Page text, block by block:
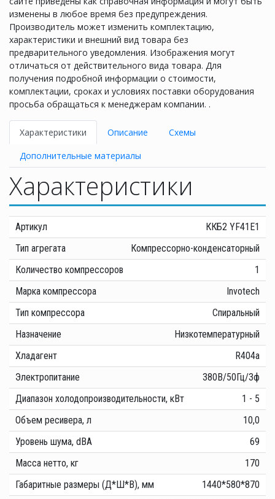
изменены в любое время без предупреждения.
Производитель может изменить комплектацию,
характеристики и внешний вид товара без
предварительного уведомления. Изображения могут
отличаться от действительного вида товара. Для
получения подробной информации о стоимости,
комплектации, сроках и условиях поставки оборудования
просьба обращаться к менеджерам компании. .
Характеристики Описание
Схемы
Дополнительные материалы
Характеристики
Артикул
ККБ2 YF41E1
Тип агрегата
Компрессорно-конденсаторный
Количество компрессоров
1
Марка компрессора
Invotech
Тип компрессора
Спиральный
Назначение
Низкотемпературный
Хладагент
R404a
Электропитание
380В/50Гц/3ф
Диапазон холодопроизводительности, кВт
1 - 5
Объем ресивера, л
10,0
Уровень шума, dBA
69
Масса нетто, кг
170
Габаритные размеры (Д*Ш*В), мм
1440*580*870